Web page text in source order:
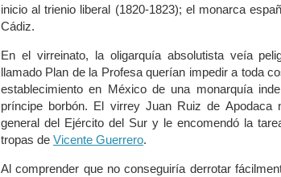
inicio al trienio liberal (1820-1823); el monarca
Cádiz.
En el virreinato, la oligarquía absolutista veía
llamado Plan de la Profesa querían impedir a toda
establecimiento en México de una monarquía
príncipe borbón. El virrey Juan Ruiz de Apodaca
general del Ejército del Sur y le encomendó la
tropas de Vicente Guerrero.
Al comprender que no conseguiría derrotar